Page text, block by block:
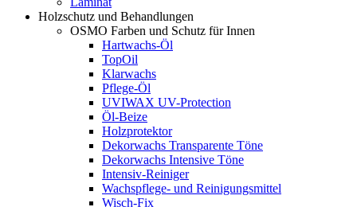
Holzschutz und Behandlungen
OSMO Farben und Schutz für Innen
Hartwachs-Öl
TopOil
Klarwachs
Pflege-Öl
UVIWAX UV-Protection
Öl-Beize
Holzprotektor
Dekorwachs Transparente Töne
Dekorwachs Intensive Töne
Intensiv-Reiniger
Wachspflege- und Reinigungsmittel
Wisch-Fix